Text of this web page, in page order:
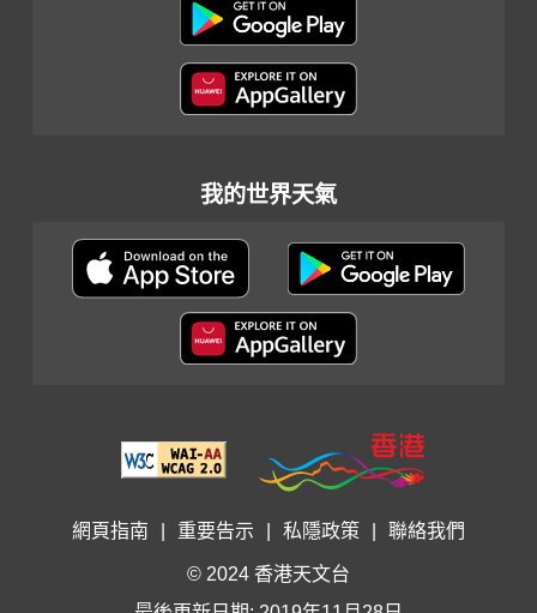
我的世界天氣
網頁指南 重要告示 私隱政策 聯絡我們
© 2024 香港天文台